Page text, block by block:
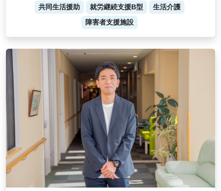
共同生活援助 就労継続支援B型
生活介護
障害者支援施設